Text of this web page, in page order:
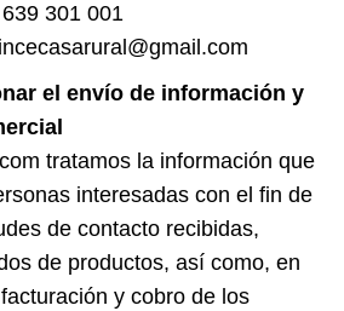
301 001
el envío de información y
tratamos la información que
interesadas con el fin de
de contacto recibidas,
de productos, así como, en
y cobro de los